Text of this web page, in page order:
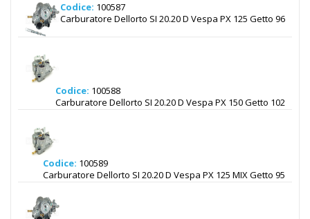
Codice: 100587
Carburatore Dellorto SI 20.20 D Vespa PX 125 Getto 96
Codice: 100588
Carburatore Dellorto SI 20.20 D Vespa PX 150 Getto 102
Codice: 100589
Carburatore Dellorto SI 20.20 D Vespa PX 125 MIX Getto 95